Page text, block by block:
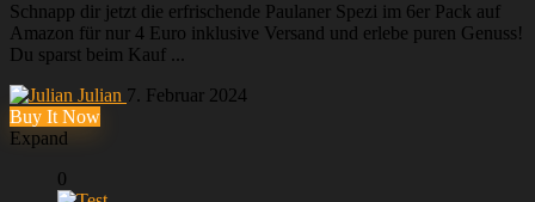
Schnapp dir jetzt die erfrischende Paulaner Spezi im 6er Pack auf
Amazon für nur 4 Euro inklusive Versand und erlebe puren Genuss!
Du sparst beim Kauf ...
Julian 7. Februar 2024
Buy It Now
Expand
0